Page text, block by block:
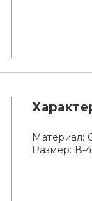
Материал:
Размер: В-